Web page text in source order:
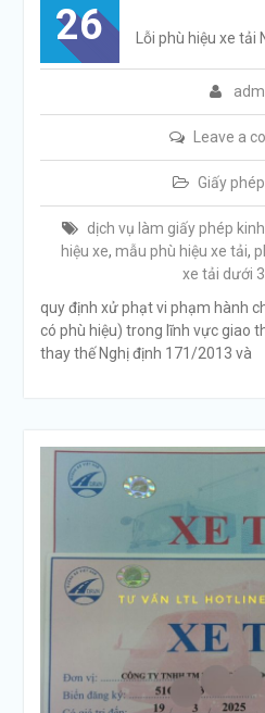
26
Leave a
Giấy
dịch vụ làm giấy phép
hiệu xe,mẫu phù hiệu xe tải,
xe tải dưới
Lỗi phù hiệu xe tải
quy định xử phạt vi phạm hành
có phù hiệu) trong lĩnh vực giao
thay thế Nghị định 171/2013 và